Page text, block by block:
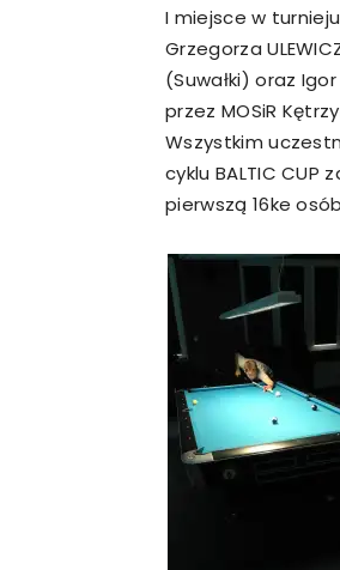
I miejsce w
Grzegorza
(Suwałki) oraz
przez MOSiR
Wszystkim
cyklu BALTIC CUP
pierwszą 16ke